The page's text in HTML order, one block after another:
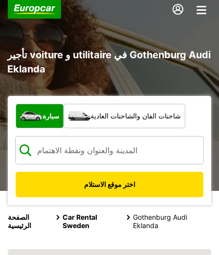
تأجير voiture و utilitaire في Gothenburg Audi
Eklanda
ما نوع المركبة؟
سيارة شاحنات الفان والشاحنات العادية
اختر موقع الاستلام
الصفحة
الرئيسية
Car Rental
Sweden
Gothenburg Audi
Eklanda